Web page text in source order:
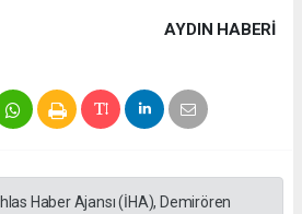
AYDIN HABERİ
Haber Ajansı (İHA), Demirören